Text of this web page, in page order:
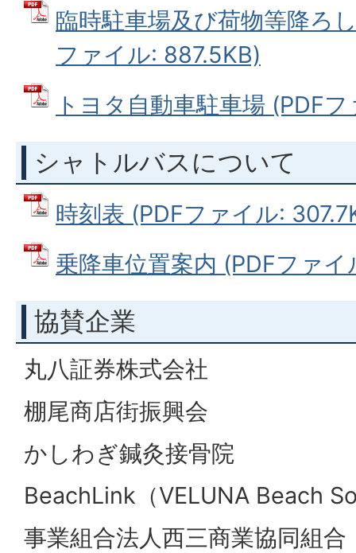
臨時駐車場及び荷物等降ろ
ファイル: 887.5KB)
トヨタ自動車駐車場 (PDF
シャトルバスについて
時刻表 (PDFファイル:
乗降車位置案内 (PDFファイ
協賛企業
丸八証券株式会社
棚尾商店街振興会
かしわぎ鍼灸接骨院
BeachLink（VELUNA Beach
事業組合法人西三商業協同組合